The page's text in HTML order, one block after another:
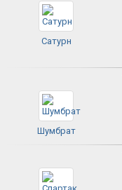
Сатурн
Шумбрат